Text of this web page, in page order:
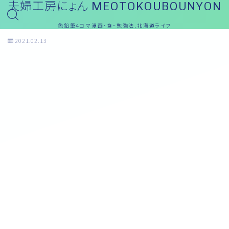
夫婦工房にょん MEOTOKOUBOUNYON
色鉛筆4コマ漫画・食・勉強法,北海道ライフ
2021.02.13